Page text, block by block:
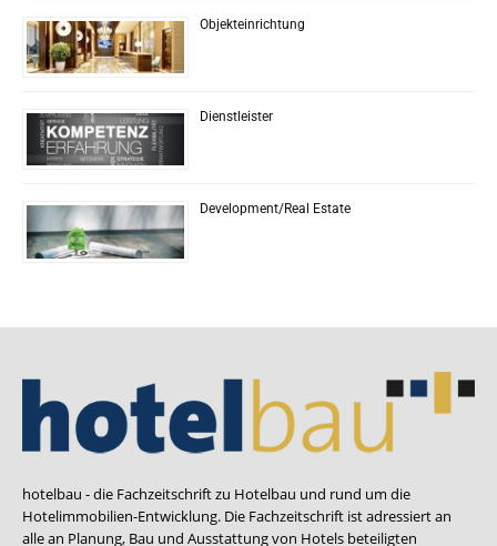
Objekteinrichtung
Dienstleister
Development/Real Estate
hotelbau - die Fachzeitschrift zu Hotelbau und rund um die
Hotelimmobilien-Entwicklung. Die Fachzeitschrift ist adressiert an
alle an Planung, Bau und Ausstattung von Hotels beteiligten